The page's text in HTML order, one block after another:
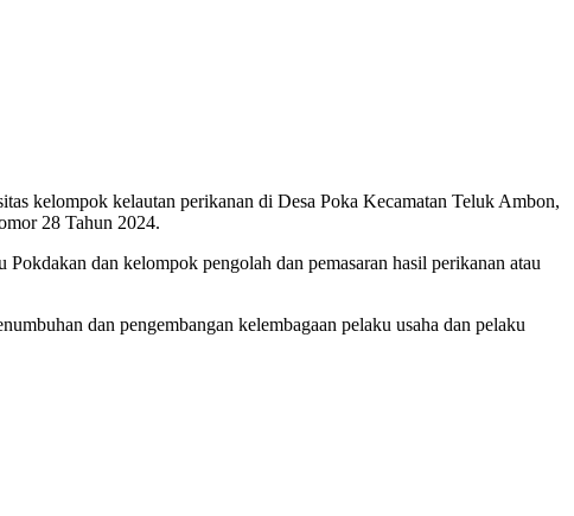
kelompok kelautan perikanan di Desa Poka Kecamatan Teluk Ambon,
28 Tahun 2024.
dan kelompok pengolah dan pemasaran hasil perikanan atau
dan pengembangan kelembagaan pelaku usaha dan pelaku